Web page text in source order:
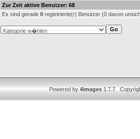
Zur Zeit aktive Benutzer: 68
Es sind gerade 0 registrierte(r) Benutzer (0 davon
Powered by4images1.7.7